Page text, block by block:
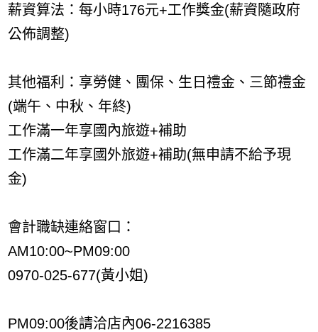
薪資算法：每小時176元+工作獎金(薪資隨政府
公佈調整)
其他福利：享勞健、團保、生日禮金、三節禮金
(端午、中秋、年終)
工作滿一年享國內旅遊+補助
工作滿二年享國外旅遊+補助(無申請不給予現
金)
會計職缺連絡窗口：
AM10:00~PM09:00
0970-025-677(黃小姐)
PM09:00後請洽店內06-2216385